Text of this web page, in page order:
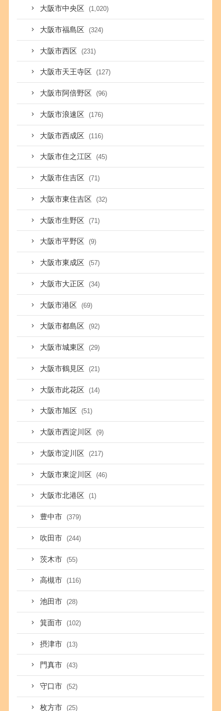
大阪市中央区 (1,020)
大阪市福島区 (324)
大阪市西区 (231)
大阪市天王寺区 (127)
大阪市阿倍野区 (96)
大阪市浪速区 (176)
大阪市西成区 (116)
大阪市住之江区 (45)
大阪市住吉区 (71)
大阪市東住吉区 (32)
大阪市生野区 (71)
大阪市平野区 (9)
大阪市東成区 (57)
大阪市大正区 (34)
大阪市港区 (69)
大阪市都島区 (92)
大阪市城東区 (29)
大阪市鶴見区 (21)
大阪市此花区 (14)
大阪市旭区 (51)
大阪市西淀川区 (9)
大阪市淀川区 (217)
大阪市東淀川区 (46)
大阪市北港区 (1)
豊中市 (379)
吹田市 (244)
茨木市 (55)
高槻市 (116)
池田市 (28)
箕面市 (102)
摂津市 (13)
門真市 (43)
守口市 (52)
枚方市 (25)